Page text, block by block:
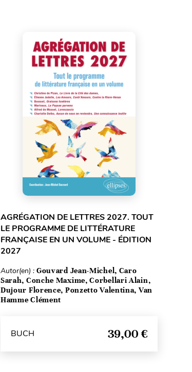
AGRÉGATION DE LETTRES 2027. TOUT
LE PROGRAMME DE LITTÉRATURE
FRANÇAISE EN UN VOLUME - ÉDITION
2027
Autor(en) : Gouvard Jean-Michel, Caro
Sarah, Conche Maxime, Corbellari Alain,
Dujour Florence, Ponzetto Valentina, Van
Hamme Clément
BUCH 39,00 €